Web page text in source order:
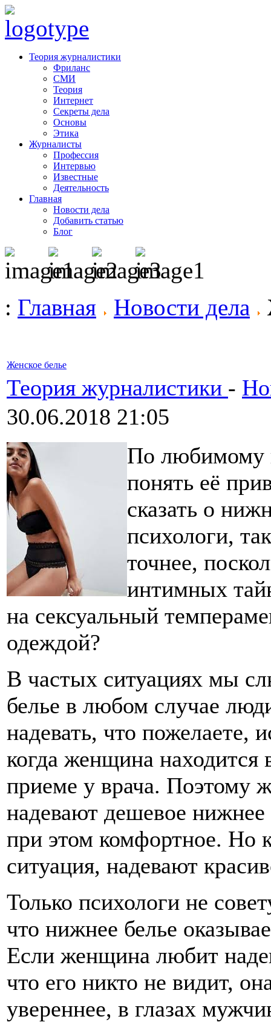
Теория журналистики
Фриланс
СМИ
Теория
Интернет
Секреты дела
Основы
Этика
Журналисты
Профессия
Интервью
Известные
Деятельность
Главная
Новости дела
Добавить статью
Блог
: Главная Новости дела
Женское белье
Теория журналистики -
30.06.2018 21:05
По любимому
понять её
сказать о
психологи,
точнее,
интимных
на сексуальный
одеждой?
В частых ситуациях мы
белье в любом случае
надевать, что пожелаете,
когда женщина находится
приеме у врача. Поэтому
надевают дешевое нижнее
при этом комфортное. Но
ситуация, надевают
Только психологи не
что нижнее белье
Если женщина любит
что его никто не видит,
увереннее, в глазах